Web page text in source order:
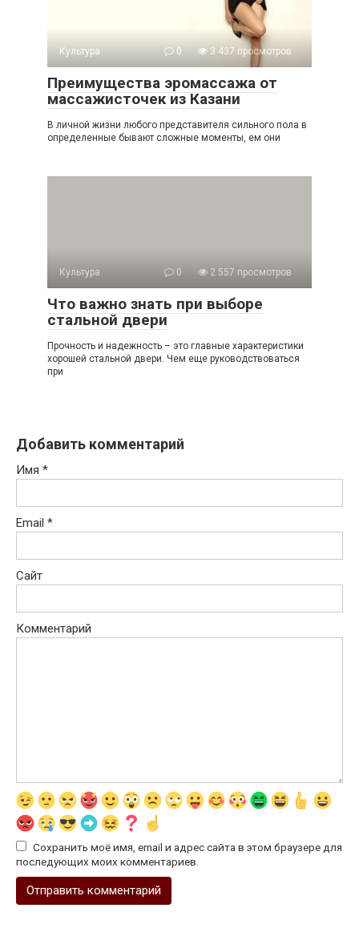
Культура 0 3 437 просмотров
Преимущества эромассажа от
массажисточек из Казани
В личной жизни любого представителя сильного пола в
определенные бывают сложные моменты, ем они
Культура 0 2 557 просмотров
Что важно знать при выборе
стальной двери
Прочность и надежность – это главные характеристики
хорошей стальной двери. Чем еще руководствоваться
при
Добавить комментарий
Имя *
Email *
Сайт
Комментарий
Сохранить моё имя, email и адрес сайта в этом браузере для
последующих моих комментариев.